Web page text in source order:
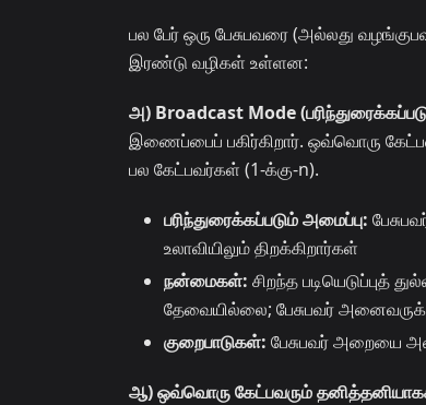
பல பேர் ஒரு பேசுபவரை (அல்லது
இரண்டு வழிகள் உள்ளன:
அ) Broadcast Mode
இணைப்பைப் பகிர்கிறார். ஒவ்வொரு
பல கேட்பவர்கள் (1-க்கு-n).
பரிந்துரைக்கப்படும் அமைப்பு:
உலாவியிலும் திறக்கிறார்கள்
நன்மைகள்: சிறந்த படியெடுப்புத்
தேவையில்லை; பேசுபவர்
குறைபாடுகள்: பேசுபவர் அறையை
ஆ) ஒவ்வொரு கேட்பவரும்